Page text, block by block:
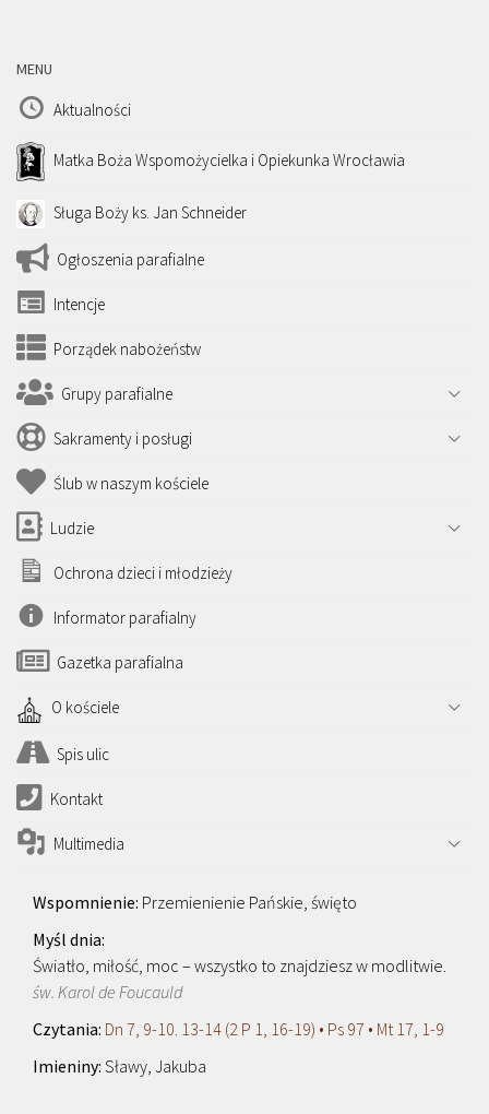
MENU
Aktualności
Matka Boża Wspomożycielka i Opiekunka Wrocławia
Sługa Boży ks. Jan Schneider
Ogłoszenia parafialne
Intencje
Porządek nabożeństw
Grupy parafialne
Sakramenty i posługi
Ślub w naszym kościele
Ludzie
Ochrona dzieci i młodzieży
Informator parafialny
Gazetka parafialna
O kościele
Spis ulic
Kontakt
Multimedia
Przemienienie Pańskie, święto
Światło, miłość, moc – wszystko to znajdziesz w modlitwie.
św. Karol de Foucauld
Dn 7, 9-10. 13-14 (2 P 1, 16-19) • Ps 97 • Mt 17, 1-9
Sławy, Jakuba